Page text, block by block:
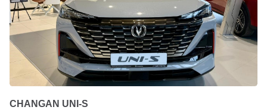
CHANGAN UNI-S